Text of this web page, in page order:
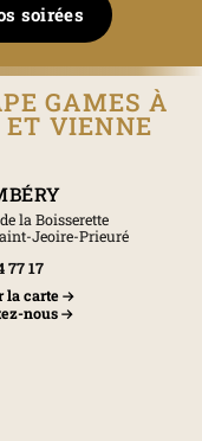
soirées
GAMES À
ET VIENNE
la Boisserette
Jeoire-Prieuré
77 17
la carte
nous